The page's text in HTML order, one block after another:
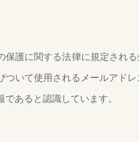
護に関する法律に規定され
いて使用されるメールアド
あると認識しています。